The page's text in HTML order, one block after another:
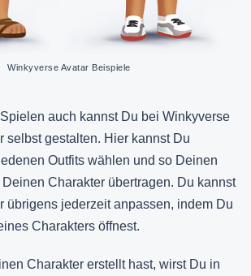
Winkyverse Avatar Beispiele
auch kannst Du bei Winkyverse
selbst gestalten. Hier kannst Du
Outfits wählen und so Deinen
Charakter übertragen. Du kannst
übrigens jederzeit anpassen, indem Du
Charakters öffnest.
Charakter erstellt hast, wirst Du in